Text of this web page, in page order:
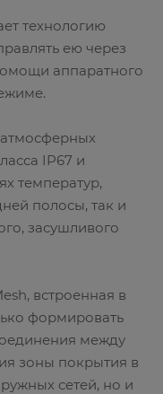
технологию
ею через
аппаратного
атмосферных
IP67 и
температур,
полосы, так и
засушливого
встроенная в
формировать
между
зоны покрытия в
сетей, но и